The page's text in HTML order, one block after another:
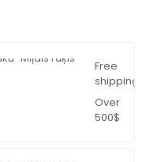
Free
shipping
Over
500$